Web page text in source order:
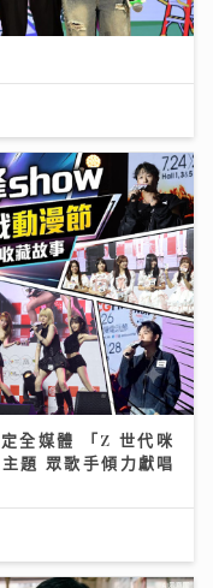
全媒體 「Z 世代咪
題 眾歌手傾力獻唱